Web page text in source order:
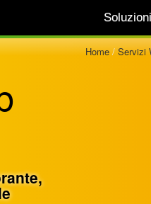
Soluzioni
Home Servizi